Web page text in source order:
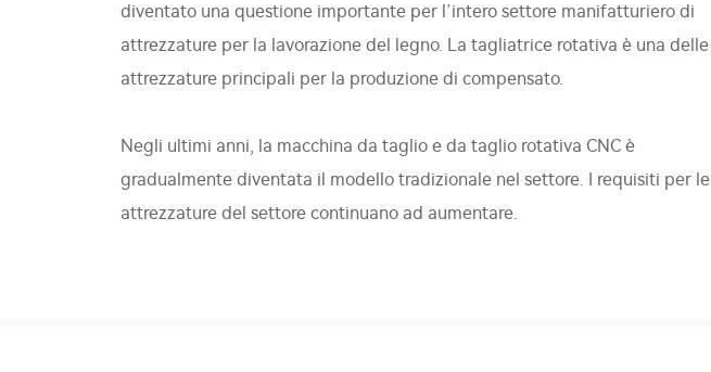
diventato una questione importante per l’intero settore manifatturiero di
attrezzature per la lavorazione del legno. La tagliatrice rotativa è una delle
attrezzature principali per la produzione di compensato.
Negli ultimi anni, la macchina da taglio e da taglio rotativa CNC è
gradualmente diventata il modello tradizionale nel settore. I requisiti per le
attrezzature del settore continuano ad aumentare.